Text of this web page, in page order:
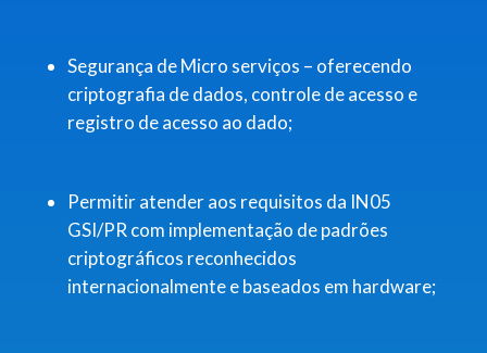
Segurança de Micro serviços – oferecendo
criptografia de dados, controle de acesso e
registro de acesso ao dado;
Permitir atender aos requisitos da IN05
GSI/PR com implementação de padrões
criptográficos reconhecidos
internacionalmente e baseados em hardware;